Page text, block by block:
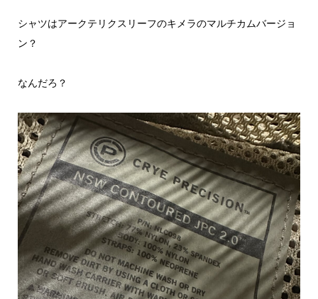
シャツはアークテリクスリーフのキメラのマルチカムバージョ
ン？
なんだろ？